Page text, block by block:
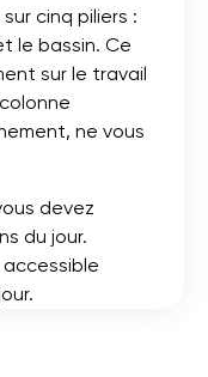
cinq piliers :
le bassin. Ce
sur le travail
ne vous
devez
du jour.